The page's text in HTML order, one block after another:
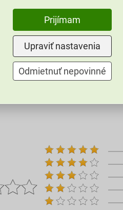
238 mm
80×238×2000 mm
69,4 kg
Prijímam
Upraviť nastavenia
Odmietnuť nepovinné